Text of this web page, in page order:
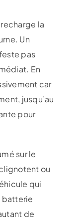
la
Un
pas
En
car
jusqu’au
pour
sur le
ou
qui
batterie
de